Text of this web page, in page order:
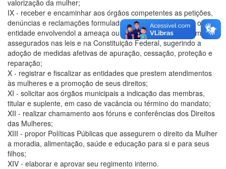
valorização da mulher;
IX - receber e encaminhar aos órgãos competentes as petições,
denúncias e reclamações formuladas por qualquer pessoa ou
entidade envolvendol a ameaça ou violação de direitos da mulher
assegurados nas leis e na Constituição Federal, sugerindo a
adoção de medidas afetivas de apuração, cessação, proteção e
reparação;
X - registrar e fiscalizar as entidades que prestem atendimentos
às mulheres e a promoção de seus direitos;
XI - solicitar aos órgãos municipais a indicação das membras,
titular e suplente, em caso de vacância ou término do mandato;
XII - realizar chamamento aos fóruns e conferências dos Direitos
das Mulheres;
XIII - propor Políticas Públicas que assegurem o direito da Mulher
a moradia, alimentação, saúde e educação para si e para seus
filhos;
XIV - elaborar e aprovar seu regimento interno.